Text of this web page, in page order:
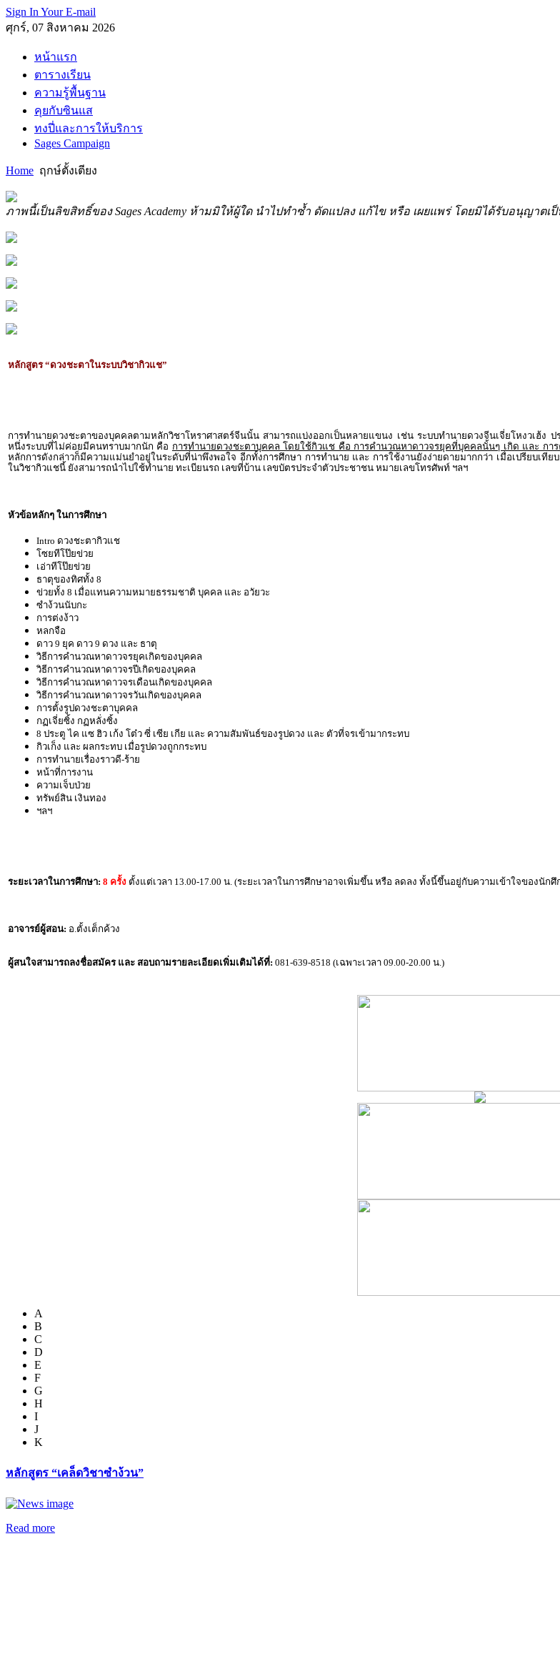
Sign In Your E-mail
ศุกร์, 07 สิงหาคม 2026
หน้าแรก
ตารางเรียน
ความรู้พื้นฐาน
คุยกับซินแส
ทงปี่และการให้บริการ
Sages Campaign
Home ฤกษ์ตั้งเตียง
ภาพนี้เป็นลิขสิทธิ์ของ Sages Academy ห้ามมิให้ผู้ใด นำไปทำซ้ำ ดัดแปลง แก้ไข หรือ เผยแพร่ โดยมิได้รับอนุญาต
หลักสูตร “ดวงชะตาในระบบวิชากิวแช”
การทำนายดวงชะตาของบุคคลตามหลักวิชาโหราศาสตร์จีนนั้น สามารถแบ่งออกเป็นหลายแขนง เช่น ระบบทำนายดวงจีนเจี่ยโหงวเฮ้ง
หนึ่งระบบที่ไม่ค่อยมีคนทราบมากนัก คือ การทำนายดวงชะตาบุคคล โดยใช้กิวแช คือ การคำนวณหาดาวจรยุคที่บุคคลนั้นๆ เกิด และ ก
หลักการดังกล่าวก็มีความแม่นยำอยู่ในระดับที่น่าพึงพอใจ อีกทั้งการศึกษา การทำนาย และ การใช้งานยังง่ายดายมากกว่า เมื่อเปรียบเ
ในวิชากิวแชนี้ ยังสามารถนำไปใช้ทำนาย ทะเบียนรถ เลขที่บ้าน เลขบัตรประจำตัวประชาชน หมายเลขโทรศัพท์ ฯลฯ
หัวข้อหลักๆ ในการศึกษา
Intro ดวงชะตากิวแช
โซยทีโป๊ยข่วย
เอ่าทีโป๊ยข่วย
ธาตุของทิศทั้ง 8
ข่วยทั้ง 8 เมื่อแทนความหมายธรรมชาติ บุคคล และ อวัยวะ
ซำง้วนนับกะ
การต่งง้าว
หลกจือ
ดาว 9 ยุค ดาว 9 ดวง และ ธาตุ
วิธีการคำนวณหาดาวจรยุคเกิดของบุคคล
วิธีการคำนวณหาดาวจรปีเกิดของบุคคล
วิธีการคำนวณหาดาวจรเดือนเกิดของบุคคล
วิธีการคำนวณหาดาวจรวันเกิดของบุคคล
การตั้งรูปดวงชะตาบุคคล
กฏเจี่ยซิ้ง กฏหลั่งซิ้ง
8 ประตู ไค แซ ฮิว เก้ง โต๋ว ซี่ เซีย เกีย และ ความสัมพันธ์ของรูปดวง และ ตัวที่จรเข้ามากระทบ
กิวเก็ง และ ผลกระทบ เมื่อรูปดวงถูกกระทบ
การทำนายเรื่องราวดี-ร้าย
หน้าที่การงาน
ความเจ็บป่วย
ทรัพย์สิน เงินทอง
ฯลฯ
ระยะเวลาในการศึกษา: 8 ครั้ง ตั้งแต่เวลา 13.00-17.00 น. (ระยะเวลาในการศึกษาอาจเพิ่มขึ้น หรือ ลดลง ทั้งนี้ขึ้นอยู่กับความเข้าใจของนักศึ
อาจารย์ผู้สอน: อ.ตั้งเต็กค้วง
ผู้สนใจสามารถลงชื่อสมัคร และ สอบถามรายละเอียดเพิ่มเติมได้ที่: 081-639-8518 (เฉพาะเวลา 09.00-20.00 น.)
A
B
C
D
E
F
G
H
I
J
K
หลักสูตร “เคล็ดวิชาซำง้วน”
Read more